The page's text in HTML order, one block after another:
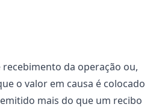
da operação ou,
o valor em causa é colocado
mais do que um recibo